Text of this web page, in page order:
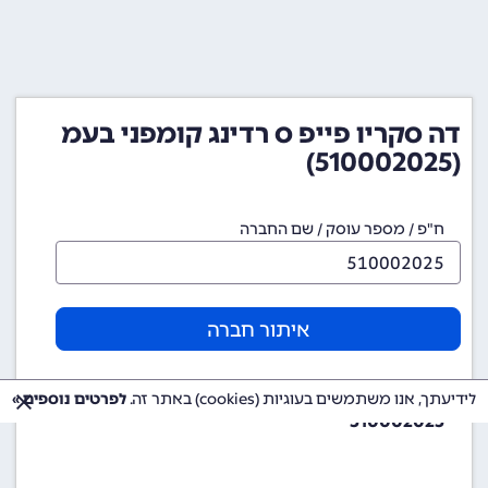
דה סקריו פייפ ס רדינג קומפני בעמ
(510002025)
ח"פ / מספר עוסק / שם החברה
איתור חברה
510002025
לידיעתך, אנו משתמשים בעוגיות (cookies) באתר זה. לפרטים נוספים »